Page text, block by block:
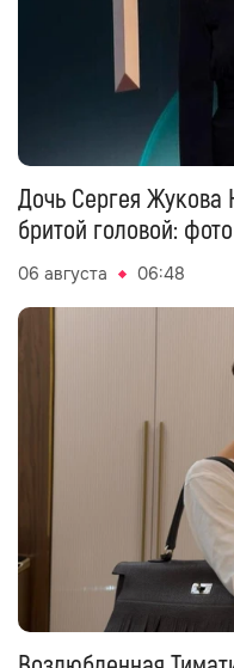
Дочь Сергея Жукова
бритой головой: фото
06 августа 06:48